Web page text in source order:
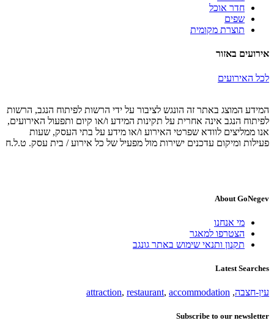
חדר אוכל
שפים
תוצרת מקומית
אירועים באזור
לכל האירועים
המידע המוצג באתר זה הונגש לציבור על ידי הרשות לפיתוח הנגב, הרשות
לפיתוח הנגב אינה אחרית על תקינות המידע ו/או קיום ותפעול האירועים,
אנו ממליצים לוודא שפרטי האירוע ו/או מידע על בתי העסק, שעות
פעילות ומיקום עדכנים ישירות מול מפעיל של כל אירוע / בית עסק. ט.ל.ח
About GoNegev
מי אנחנו
הצטרפו למאגר
תקנון ותנאי שימוש באתר גונגב
Latest Searches
עין-חצבה,
attraction, restaurant, accommodation
Subscribe to our newsletter